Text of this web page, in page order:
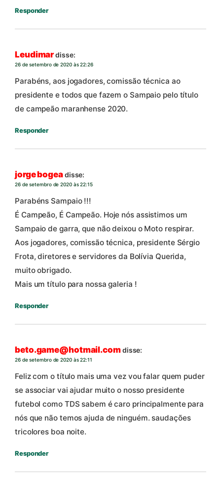
Responder
Leudimardisse:
26 de setembro de 2020 às 22:26
Parabéns, aos jogadores, comissão técnica ao
presidente e todos que fazem o Sampaio pelo título
de campeão maranhense 2020.
Responder
jorge bogeadisse:
26 de setembro de 2020 às 22:15
Parabéns Sampaio !!!
É Campeão, É Campeão. Hoje nós assistimos um
Sampaio de garra, que não deixou o Moto respirar.
Aos jogadores, comissão técnica, presidente Sérgio
Frota, diretores e servidores da Bolívia Querida,
muito obrigado.
Mais um título para nossa galeria !
Responder
beto.game@hotmail.comdisse:
26 de setembro de 2020 às 22:11
Feliz com o título mais uma vez vou falar quem puder
se associar vai ajudar muito o nosso presidente
futebol como TDS sabem é caro principalmente para
nós que não temos ajuda de ninguém. saudações
tricolores boa noite.
Responder